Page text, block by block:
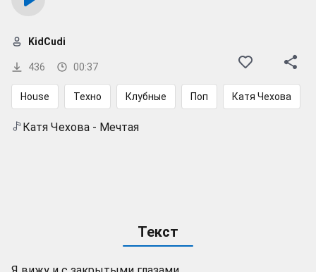
436 00:37
KidCudi
House Техно Клубные Поп Катя Чехова
Катя Чехова - Мечтая
Текст